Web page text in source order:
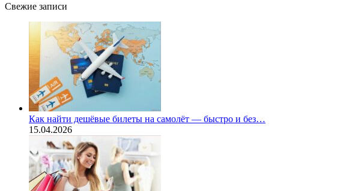
Свежие записи
Как найти дешёвые билеты на самолёт — быстро и без…
15.04.2026